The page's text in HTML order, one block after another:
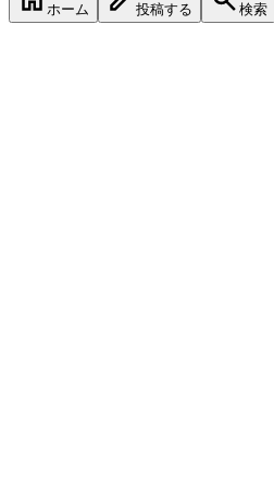
ホーム 投稿する 検索